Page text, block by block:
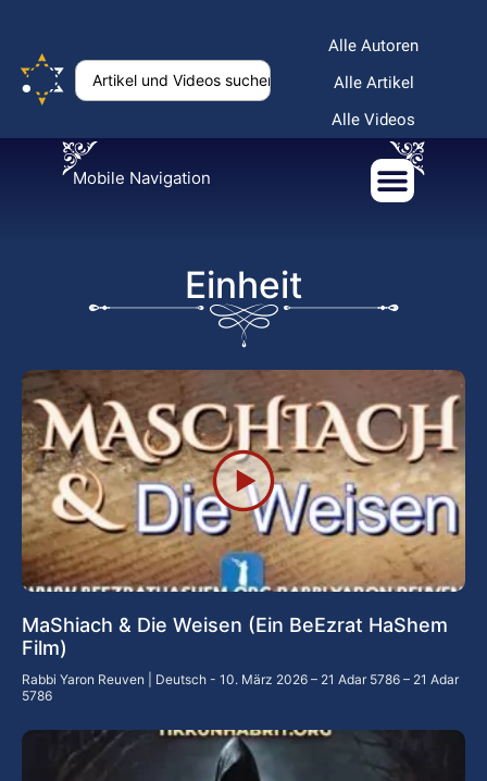
Alle Autoren
Alle Artikel
Alle Videos
Mobile Navigation
Einheit
MaShiach & Die Weisen (Ein BeEzrat HaShem
Film)
Rabbi Yaron Reuven | Deutsch
10. März 2026 – 21 Adar 5786 – 21 Adar
5786